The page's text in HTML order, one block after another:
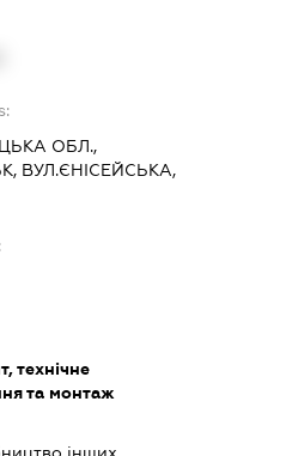
ОБЛ.,
ВУЛ.ЄНІСЕЙСЬКА,
технічне
та монтаж